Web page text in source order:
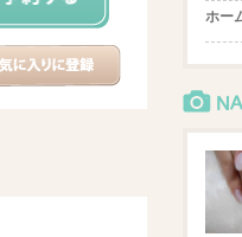
ホー